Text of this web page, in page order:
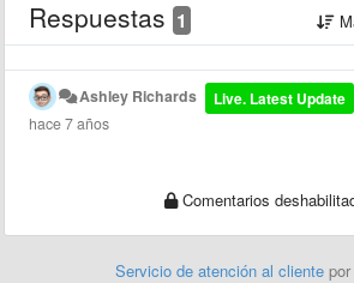
Respuestas 1
Live. Latest Update
Ashley Richards
hace 7 años
Comentarios
Servicio de atención al cliente